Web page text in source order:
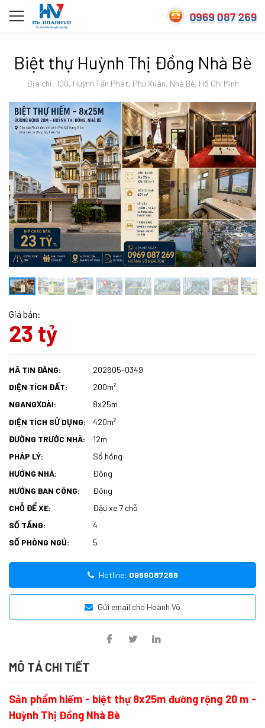
Biệt thự Huỳnh Thị Đồng Nhà Bè
Địa chỉ: 100, Huỳnh Tấn Phát, Phú Xuân, Nhà Bè, Hồ Chí Minh
Giá bán:
23 tỷ
MÃ TIN ĐĂNG:
202605-0349
DIỆN TÍCH ĐẤT:
200m²
NGANGXDÀI:
8x25m
DIỆN TÍCH SỬ DỤNG:
420m²
ĐƯỜNG TRƯỚC NHÀ:
12m
PHÁP LÝ:
Sổ hồng
HƯỚNG NHÀ:
Đông
HƯỚNG BAN CÔNG:
Đông
CHỖ ĐỂ XE:
Đậu xe 7 chỗ
SỐ TẦNG:
4
SỐ PHÒNG NGỦ:
5
Hotline: 0969087269
Gửi email cho Hoành Võ
MÔ TẢ CHI TIẾT
Sản phẩm hiếm - biệt thự 8x25m đường rộng 20 m -
Huỳnh Thị Đồng Nhà Bè